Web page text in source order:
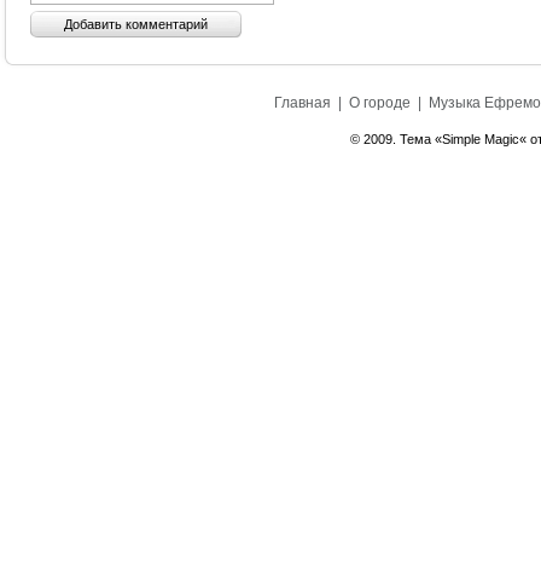
Главная О городе Музыка
© 2009. Тема «Simple Magic«